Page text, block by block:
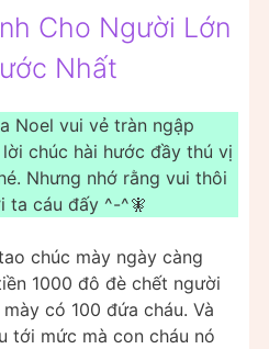
Cho Người Lớn
Nhất
Noel vui vẻ tràn ngập
chúc hài hước đầy thú vị
Nhưng nhớ rằng vui thôi
ta cáu đấy ^-^🧚
chúc mày ngày càng
1000 đô đè chết người
có 100 đứa cháu. Và
tới mức mà con cháu nó